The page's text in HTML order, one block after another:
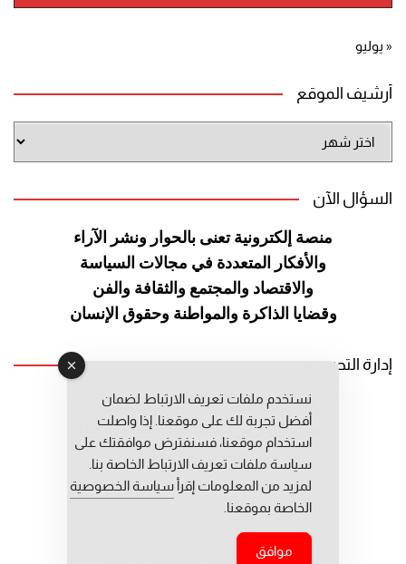
« يوليو
أرشيف الموقع
الموقع
السؤال الآن
منصة إلكترونية تعنى بالحوار ونشر
الآراء
والأفكار المتعددة في مجالات السياسة
والاقتصاد والمجتمع والثقافة والفن
وقضايا الذاكرة والمواطنة وحقوق الإنسان
إدارة التحرير
رئيس التحرير: عبد الرحيم التوراني
رئيس التحرير المساعد: المعطي قبال
مديرة التحرير: فاطمة حوحو
جميع حقوق النشر محفوظة © 2026
نستخدم ملفات تعريف الارتباط لضمان
أفضل تجربة لك على موقعنا. إذا واصلت
استخدام موقعنا، فسنفترض موافقتك على
سياسة ملفات تعريف الارتباط الخاصة بنا.
لمزيد من المعلومات إقرأ سياسة الخصوصية
الخاصة بموقعنا.
موافق